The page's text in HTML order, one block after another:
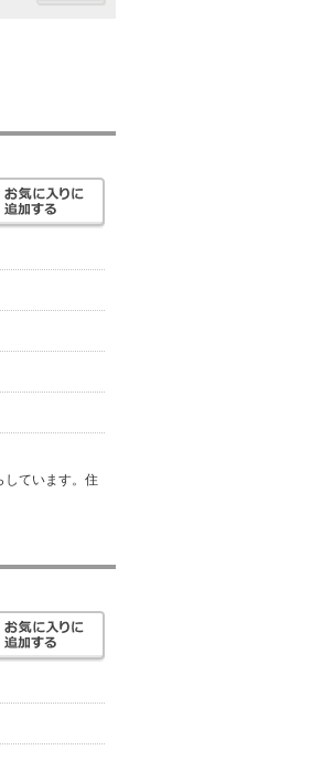
しています。住